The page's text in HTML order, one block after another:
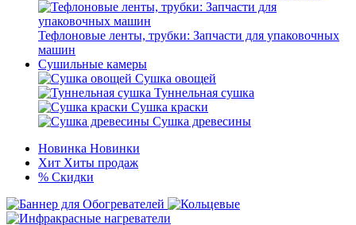
Тефлоновые ленты, трубки: Запчасти для упаковочных
машин
Сушильные камеры
Сушка овощей
Туннельная сушка
Сушка краски
Сушка древесины
Новинка Новинки
Хит Хиты продаж
% Скидки